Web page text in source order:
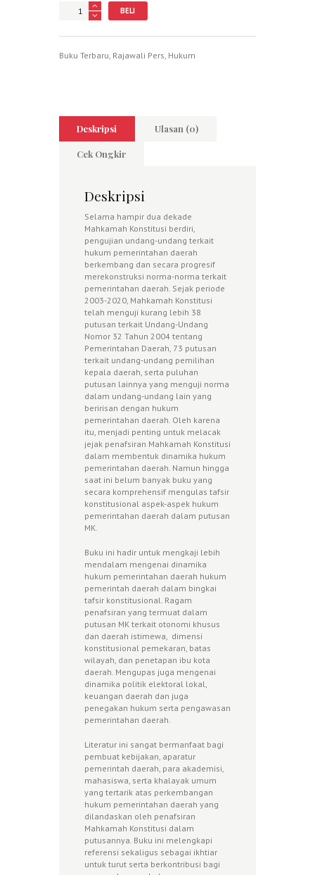
Jumlah BELI
Buku Terbaru, Rajawali Pers, Hukum
Deskripsi Ulasan (0)
Cek Ongkir
Deskripsi
Selama hampir dua dekade
Mahkamah Konstitusi berdiri,
pengujian undang-undang terkait
hukum pemerintahan daerah
berkembang dan secara progresif
merekonstruksi norma-norma terkait
pemerintahan daerah. Sejak periode
2003-2020, Mahkamah Konstitusi
telah menguji kurang lebih 38
putusan terkait Undang-Undang
Nomor 32 Tahun 2004 tentang
Pemerintahan Daerah, 73 putusan
terkait undang-undang pemilihan
kepala daerah, serta puluhan
putusan lainnya yang menguji norma
dalam undang-undang lain yang
beririsan dengan hukum
pemerintahan daerah. Oleh karena
itu, menjadi penting untuk melacak
jejak penafsiran Mahkamah Konstitusi
dalam membentuk dinamika hukum
pemerintahan daerah. Namun hingga
saat ini belum banyak buku yang
secara komprehensif mengulas tafsir
konstitusional aspek-aspek hukum
pemerintahan daerah dalam putusan
MK.
Buku ini hadir untuk mengkaji lebih
mendalam mengenai dinamika
hukum pemerintahan daerah hukum
pemerintah daerah dalam bingkai
tafsir konstitusional. Ragam
penafsiran yang termuat dalam
putusan MK terkait otonomi khusus
dan daerah istimewa, dimensi
konstitusional pemekaran, batas
wilayah, dan penetapan ibu kota
daerah. Mengupas juga mengenai
dinamika politik elektoral lokal,
keuangan daerah dan juga
penegakan hukum serta pengawasan
pemerintahan daerah.
Literatur ini sangat bermanfaat bagi
pembuat kebijakan, aparatur
pemerintah daerah, para akademisi,
mahasiswa, serta khalayak umum
yang tertarik atas perkembangan
hukum pemerintahan daerah yang
dilandaskan oleh penafsiran
Mahkamah Konstitusi dalam
putusannya. Buku ini melengkapi
referensi sekaligus sebagai ikhtiar
untuk turut serta berkontribusi bagi